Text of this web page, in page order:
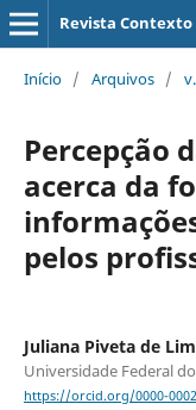
Revista Contexto
Início / Arquivos /
Percepção
acerca da
pelos
Juliana Piveta de
Universidade Federal
https://orcid.org/0000-